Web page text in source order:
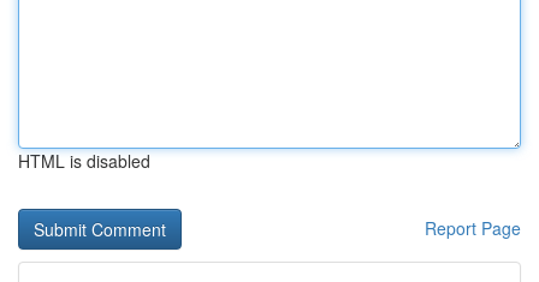
HTML is disabled
Report Page